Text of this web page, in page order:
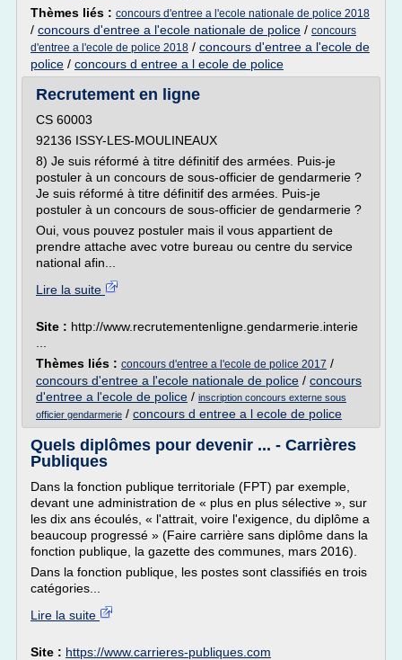
Thèmes liés : concours d'entree a l'ecole nationale de police 2018
/ concours d'entree a l'ecole nationale de police / concours
d'entree a l'ecole de police 2018 / concours d'entree a l'ecole de
police / concours d entree a l ecole de police
Recrutement en ligne
CS 60003
92136 ISSY-LES-MOULINEAUX
8) Je suis réformé à titre définitif des armées. Puis-je
postuler à un concours de sous-officier de gendarmerie ?
Je suis réformé à titre définitif des armées. Puis-je
postuler à un concours de sous-officier de gendarmerie ?
Oui, vous pouvez postuler mais il vous appartient de
prendre attache avec votre bureau ou centre du service
national afin...
Lire la suite
Site : http://www.recrutementenligne.gendarmerie.interie
Thèmes liés : concours d'entree a l'ecole de police 2017 /
concours d'entree a l'ecole nationale de police / concours
d'entree a l'ecole de police / inscription concours externe sous
officier gendarmerie / concours d entree a l ecole de police
Quels diplômes pour devenir ... - Carrières
Publiques
Dans la fonction publique territoriale (FPT) par exemple,
devant une administration de « plus en plus sélective », sur
les dix ans écoulés, « l'attrait, voire l'exigence, du diplôme a
beaucoup progressé » (Faire carrière sans diplôme dans la
fonction publique, la gazette des communes, mars 2016).
Dans la fonction publique, les postes sont classifiés en trois
catégories...
Lire la suite
Site : https://www.carrieres-publiques.com